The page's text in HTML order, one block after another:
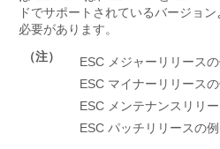
ドでサポートされているバージョ
必要があります。
（注）
ESC メジャーリリース
ESC マイナーリリース
ESC メンテナンスリリ
ESC パッチリリースの